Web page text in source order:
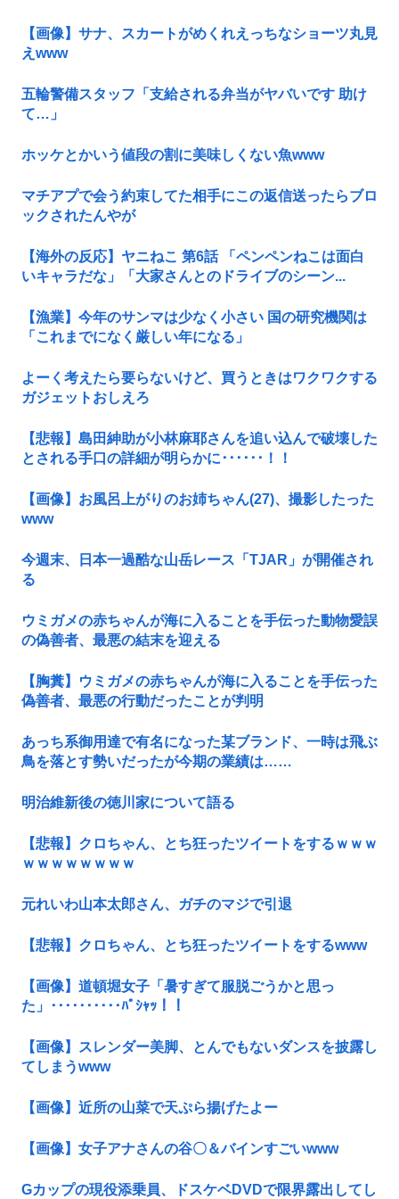
【画像】サナ、スカートがめくれえっちなショーツ丸見
えwww
五輪警備スタッフ「支給される弁当がヤバいです 助け
て…」
ホッケとかいう値段の割に美味しくない魚www
マチアプで会う約束してた相手にこの返信送ったらブロ
ックされたんやが
【海外の反応】ヤニねこ 第6話 「ペンペンねこは面白
いキャラだな」「大家さんとのドライブのシーン...
【漁業】今年のサンマは少なく小さい 国の研究機関は
「これまでになく厳しい年になる」
よーく考えたら要らないけど、買うときはワクワクする
ガジェットおしえろ
【悲報】島田紳助が小林麻耶さんを追い込んで破壊した
とされる手口の詳細が明らかに･･････！！
【画像】お風呂上がりのお姉ちゃん(27)、撮影したった
www
今週末、日本一過酷な山岳レース「TJAR」が開催され
る
ウミガメの赤ちゃんが海に入ることを手伝った動物愛誤
の偽善者、最悪の結末を迎える
【胸糞】ウミガメの赤ちゃんが海に入ることを手伝った
偽善者、最悪の行動だったことが判明
あっち系御用達で有名になった某ブランド、一時は飛ぶ
鳥を落とす勢いだったが今期の業績は……
明治維新後の徳川家について語る
【悲報】クロちゃん、とち狂ったツイートをするｗｗｗ
ｗｗｗｗｗｗｗｗ
元れいわ山本太郎さん、ガチのマジで引退
【悲報】クロちゃん、とち狂ったツイートをするwww
【画像】道頓堀女子「暑すぎて服脱ごうかと思っ
た」･･････････ﾊﾟｼｬｯ！！
【画像】スレンダー美脚、とんでもないダンスを披露し
てしまうwww
【画像】近所の山菜で天ぷら揚げたよー
【画像】女子アナさんの谷〇＆バインすごいwww
Gカップの現役添乗員、ドスケベDVDで限界露出してし